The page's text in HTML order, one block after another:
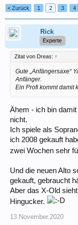
< Zurück 1 2 3 4
Rick
Experte
Zitat von Dreas: ↑
Gute „Anfängersaxe“
Anfänger.
Ein Profi kommt damit
Ähem - ich bin
nicht.
Ich spiele als
ich 2008 gekauft
zwei Wochen sehr
Und die neuen Alto
gekauft, gebraucht
Aber das X-Old
Hingucker.
13.November.2020